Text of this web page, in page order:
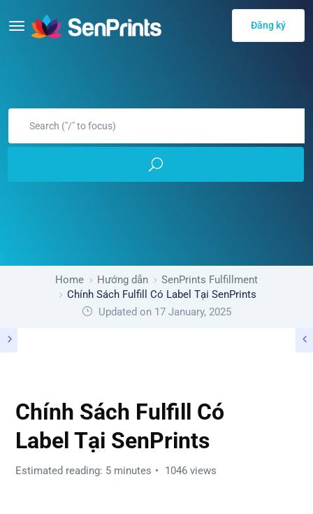
Đăng ký
Home Hướng dẫn
SenPrints Fulfillment
Chính Sách Fulfill Có Label Tại SenPrints
Updated on 17 January, 2025
Chính Sách Fulfill Có
Label Tại SenPrints
Estimated reading: 5 minutes 1046 views